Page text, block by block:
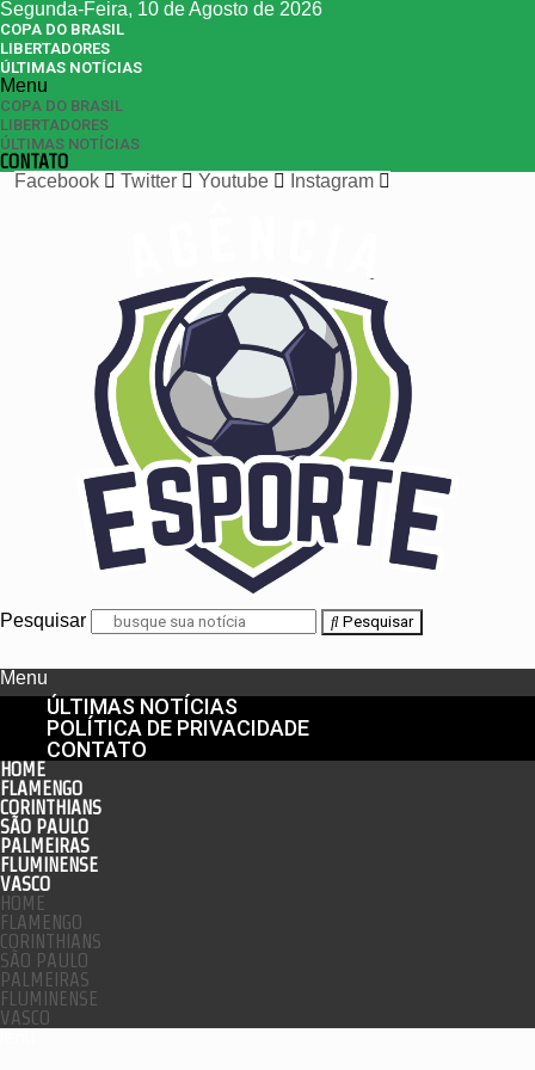
Segunda-Feira, 10 de Agosto de 2026
COPA DO BRASIL
LIBERTADORES
ÚLTIMAS NOTÍCIAS
Menu
COPA DO BRASIL
LIBERTADORES
ÚLTIMAS NOTÍCIAS
CONTATO
Facebook
Twitter Youtube Instagram
Pesquisar Pesquisar
Menu
ÚLTIMAS NOTÍCIAS
POLÍTICA DE PRIVACIDADE
CONTATO
HOME
FLAMENGO
CORINTHIANS
SÃO PAULO
PALMEIRAS
FLUMINENSE
VASCO
HOME
FLAMENGO
CORINTHIANS
SÃO PAULO
PALMEIRAS
FLUMINENSE
VASCO